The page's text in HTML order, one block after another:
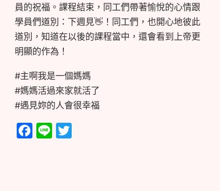
員的祝福。課程結束，同工們帶著愉悅的心情跟
學員們道別：下週見👋！同工們，也開心地彼此
道別，知道在以後的課程當中，還會看到上帝更
明顯的作為！
#主啊我是一個媽媽
#媽媽活過來家就活了
#遇見妳的人會很幸福
Facebook
Line